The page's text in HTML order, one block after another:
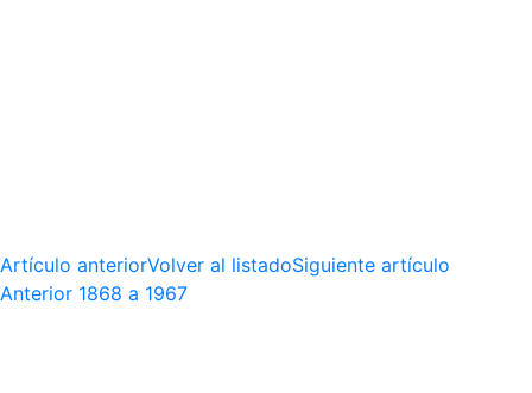
Artículo anteriorVolver al listadoSiguiente artículo
Anterior 1868 a 1967